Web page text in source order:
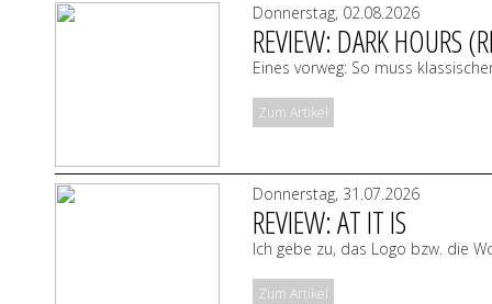
Donnerstag, 02.08.2026
REVIEW: DARK HOURS
Eines vorweg: So muss
Zum Artikel
Donnerstag, 31.07.2026
REVIEW: AT IT IS
Ich gebe zu, das Logo bzw. die
Zum Artikel